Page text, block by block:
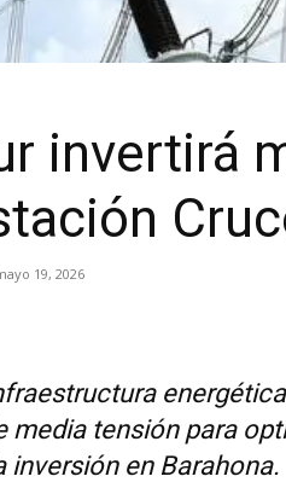
invertirá
19, 2026
media tensión para
inversión en Barahona.